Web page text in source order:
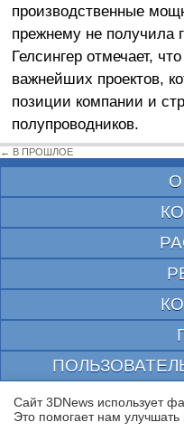
производственные
прежнему не получила
Гелсингер отмечает,
важнейших проектов,
позиции компании и
полупроводников.
← В ПРОШЛОЕ
© 1997—2026 Электронное
Сайт 3DNews использует
Это помогает нам улучшать